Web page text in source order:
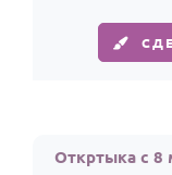
Откртыка с 8